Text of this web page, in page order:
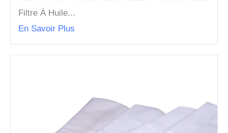
Filtre À Huile...
En Savoir Plus